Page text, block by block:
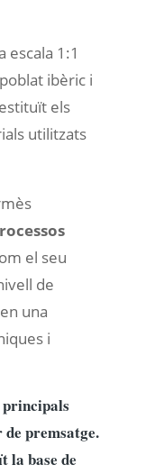
escala 1:1
ibèric i
els
utilitzats
el seu
de
una
i
premsatge.
la base de